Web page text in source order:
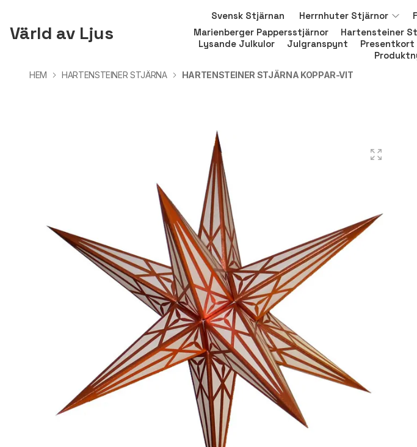
Värld av Ljus
Svensk Stjärnan Herrnhuter Stjärnor
Marienberger Pappersstjärnor
Hartensteiner
Lysande Julkulor
Julgranspynt Presentkort
HEM HARTENSTEINER STJÄRNA HARTENSTEINER STJÄRNA KOPPAR-VIT